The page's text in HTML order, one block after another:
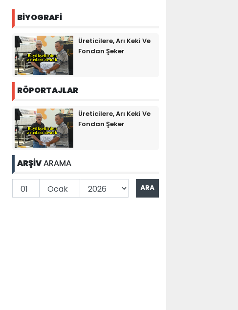
BİYOGRAFİ
Üreticilere, Arı Keki Ve
Fondan Şeker
RÖPORTAJLAR
Üreticilere, Arı Keki Ve
Fondan Şeker
ARŞİVARAMA